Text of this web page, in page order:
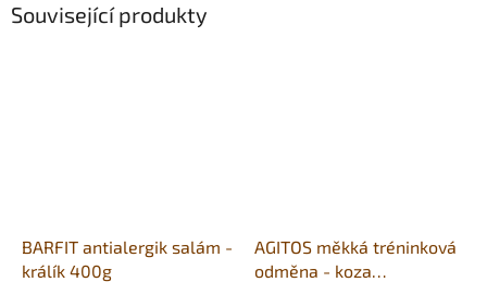
Související produkty
BARFIT antialergik salám -
králík 400g
AGITOS měkká tréninková
odměna - koza